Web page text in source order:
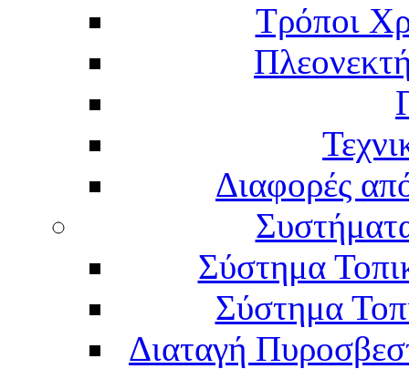
Τρόποι
Διαφορές
Σύστημα
Σύστημα
Διαταγή